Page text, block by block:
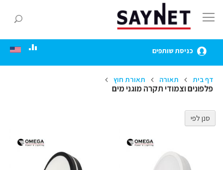
to
Content
כניסת שותפים
דף בית תאורה תאורת חוץ
פלפונים וצמודי תקרה מוגני מים
סנן לפי